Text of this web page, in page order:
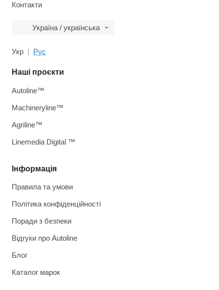
Контакти
Україна / українська
Укр Рус
Інформація
Правила та умови
Політика конфіденційності
Поради з безпеки
Відгуки про Autoline
Блог
Каталог марок
Наші проєкти
Autoline™
Machineryline™
Agriline™
Linemedia Digital ™